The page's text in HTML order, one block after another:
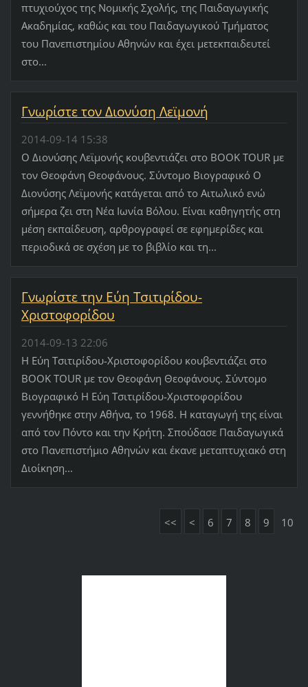
πτυχιούχος της Νομικής Σχολής, της Παιδαγωγικής
Ακαδημίας, καθώς και του Παιδαγωγικού Τμήματος
του Πανεπιστημίου Αθηνών και έχει μετεκπαιδευτεί
στο...
Γνωρίστε τον Διονύση Λεϊμονή
2014-09-14 15:38
Ο Διονύσης Λεϊμονής κουβεντιάζει στο BOOK TOUR με
τον Θεοφάνη Θεοφάνους. Σύντομο Βιογραφικό Ο
Διονύσης Λεϊμονής κατάγεται από το Αιτωλικό ενώ
σήμερα ζει στη Νέα Ιωνία Βόλου. Είναι καθηγητής στη
μέση εκπαίδευση, αρθρογραφεί σε εφημερίδες και
περιοδικά σε σχέση με το βιβλίο και τη...
Γνωρίστε την Εύη Τσιτιρίδου-
Χριστοφορίδου
2014-09-13 22:06
Η Εύη Τσιτιρίδου-Χριστοφορίδου κουβεντιάζει στο
BOOK TOUR με τον Θεοφάνη Θεοφάνους. Σύντομο
Βιογραφικό Η Εύη Τσιτιρίδου-Χριστοφορίδου
γεννήθηκε στην Αθήνα, το 1968. Η καταγωγή της είναι
από τον Πόντο και την Κρήτη. Σπούδασε Παιδαγωγικά
στο Πανεπιστήμιο Αθηνών και έκανε μεταπτυχιακό στη
Διοίκηση...
<< < 6 7 8 9 10